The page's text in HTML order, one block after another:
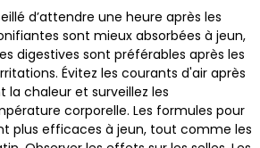
d’attendre une heure après les
sont mieux absorbées à jeun,
digestives sont préférables après les
Évitez les courants d'air après
la chaleur et surveillez les
corporelle. Les formules pour
plus efficaces à jeun, tout comme les